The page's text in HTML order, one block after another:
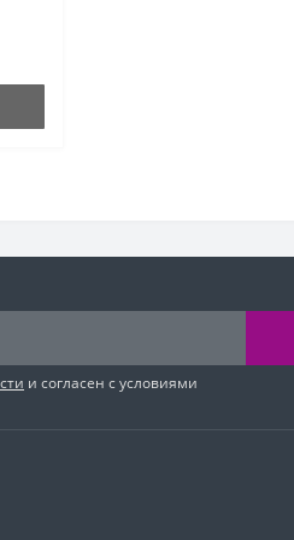
и согласен с условиями